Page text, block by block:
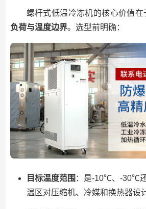
螺杆式低温冷冻机的核心价值在
负荷与温度边界。选型前明确：
目标温度范围 ：是-10℃、-30℃
温区对压缩机、冷媒和换热器设